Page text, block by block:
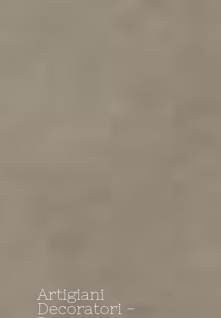
Artigiani
Decoratori -